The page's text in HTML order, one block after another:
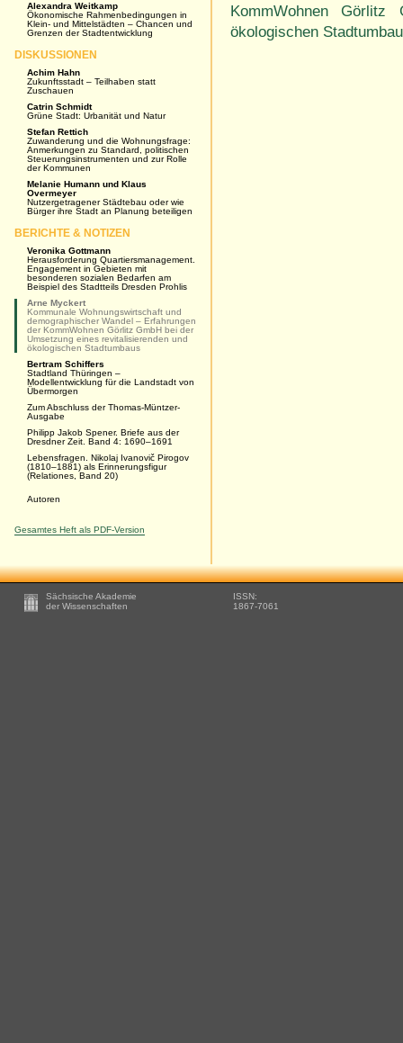
KommWohnen
ökologischen
Alexandra Weitkamp
Ökonomische Rahmenbedingungen in
Klein- und Mittelstädten – Chancen und
Grenzen der Stadtentwicklung
DISKUSSIONEN
Achim Hahn
Zukunftsstadt – Teilhaben statt
Zuschauen
Catrin Schmidt
Grüne Stadt: Urbanität und Natur
Stefan Rettich
Zuwanderung und die Wohnungsfrage:
Anmerkungen zu Standard, politischen
Steuerungsinstrumenten und zur Rolle
der Kommunen
Melanie Humann und Klaus
Overmeyer
Nutzergetragener Städtebau oder wie
Bürger ihre Stadt an Planung beteiligen
BERICHTE & NOTIZEN
Veronika Gottmann
Herausforderung Quartiersmanagement.
Engagement in Gebieten mit
besonderen sozialen Bedarfen am
Beispiel des Stadtteils Dresden Prohlis
Arne Myckert
Kommunale Wohnungswirtschaft und
demographischer Wandel – Erfahrungen
der KommWohnen Görlitz GmbH bei der
Umsetzung eines revitalisierenden und
ökologischen Stadtumbaus
Bertram Schiffers
Stadtland Thüringen –
Modellentwicklung für die Landstadt von
Übermorgen
Zum Abschluss der Thomas-Müntzer-
Ausgabe
Philipp Jakob Spener. Briefe aus der
Dresdner Zeit. Band 4: 1690–1691
Lebensfragen. Nikolaj Ivanovič Pirogov
(1810–1881) als Erinnerungsfigur
(Relationes, Band 20)
Autoren
Gesamtes Heft als PDF-Version
Footer
Sächsische Akademie
der Wissenschaften
ISSN:
1867-7061